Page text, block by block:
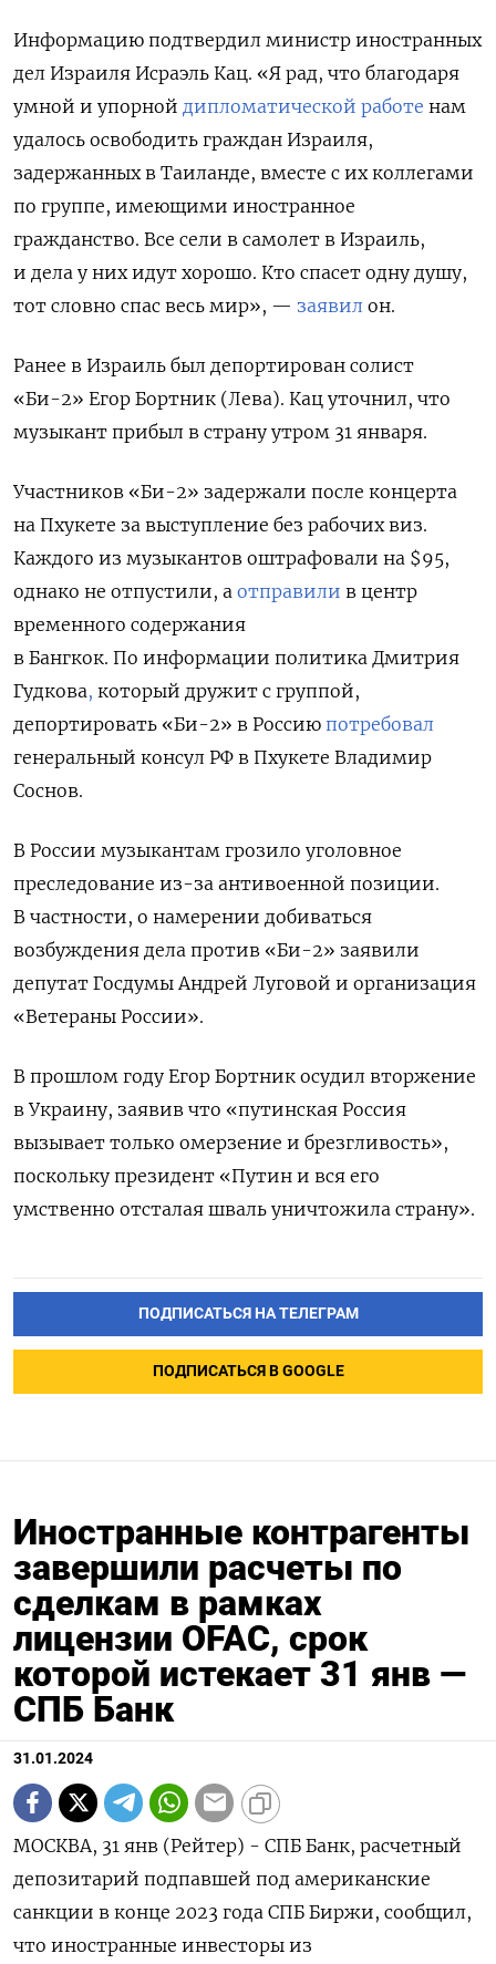
Информацию подтвердил министр иностранных
дел Израиля Исраэль Кац. «Я рад, что благодаря
умной и упорной дипломатической работе нам
удалось освободить граждан Израиля,
задержанных в Таиланде, вместе с их коллегами
по группе, имеющими иностранное
гражданство. Все сели в самолет в Израиль,
и дела у них идут хорошо. Кто спасет одну душу,
тот словно спас весь мир», — заявил он.
Ранее в Израиль был депортирован солист
«Би-2» Егор Бортник (Лева). Кац уточнил, что
музыкант прибыл в страну утром 31 января.
Участников «Би-2» задержали после концерта
на Пхукете за выступление без рабочих виз.
Каждого из музыкантов оштрафовали на $95,
однако не отпустили, а отправили в центр
временного содержания
в Бангкок. По информации политика Дмитрия
Гудкова, который дружит с группой,
депортировать «Би-2» в Россию потребовал
генеральный консул РФ в Пхукете Владимир
Соснов.
В России музыкантам грозило уголовное
преследование из-за антивоенной позиции.
В частности, о намерении добиваться
возбуждения дела против «Би-2» заявили
депутат Госдумы Андрей Луговой и организация
«Ветераны России».
В прошлом году Егор Бортник осудил вторжение
в Украину, заявив что «путинская Россия
вызывает только омерзение и брезгливость»,
поскольку президент «Путин и вся его
умственно отсталая шваль уничтожила страну».
ПОДПИСАТЬСЯ НА ТЕЛЕГРАМ
ПОДПИСАТЬСЯ В GOOGLE
Иностранные контрагенты
завершили расчеты по
сделкам в рамках
лицензии OFAC, срок
которой истекает 31 янв —
СПБ Банк
31.01.2024
МОСКВА, 31 янв (Рейтер) - СПБ Банк, расчетный
депозитарий подпавшей под американские
санкции в конце 2023 года СПБ Биржи, сообщил,
что иностранные инвесторы из